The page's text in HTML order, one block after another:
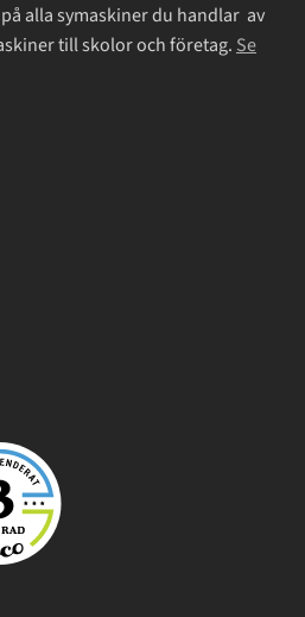
alla symaskiner du handlar av
till skolor och företag. Se